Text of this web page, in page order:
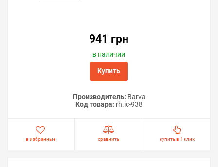
941 грн
в наличии
Купить
Производитель: Barva
Код товара: rh.ic-938
в избранные сравнить купить в 1 клик